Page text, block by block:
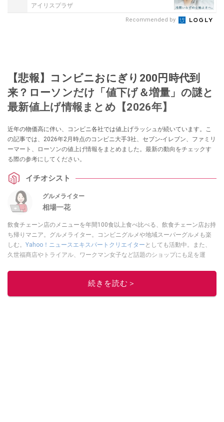
アイリスプラザ
Recommended by
【悲報】コンビニおにぎり200円時代到
来？ローソンだけ「値下げ＆増量」の謎と
最新値上げ情報まとめ【2026年】
近年の物価高に伴い、コンビニ各社では値上げラッシュが続いています。こ
の記事では、2026年2月時点のコンビニ大手3社、セブン‐イレブン、ファミリ
ーマート、ローソンの値上げ情報をまとめました。最新の動向をチェックす
る際の参考にしてください。
イチオシスト
グルメライター
相場一花
飲食チェーン店のメニューを年間100食以上食べ比べる、飲食チェーン店お持
ち帰りマニア。グルメライター。コンビニグルメや地域スーパーグルメも楽
しむ。 Yahoo！ニュースエキスパートクリエイター としても活動中。また、
久世福商店やトライアル、ワークマン女子など話題のショップにも足を運
「週刊プレイボーイ」、宝島社「おいしい！ シャトレーゼBOOK」などでグ
ルメライター、食の専門家として出演実績あり。
続きを読む＞